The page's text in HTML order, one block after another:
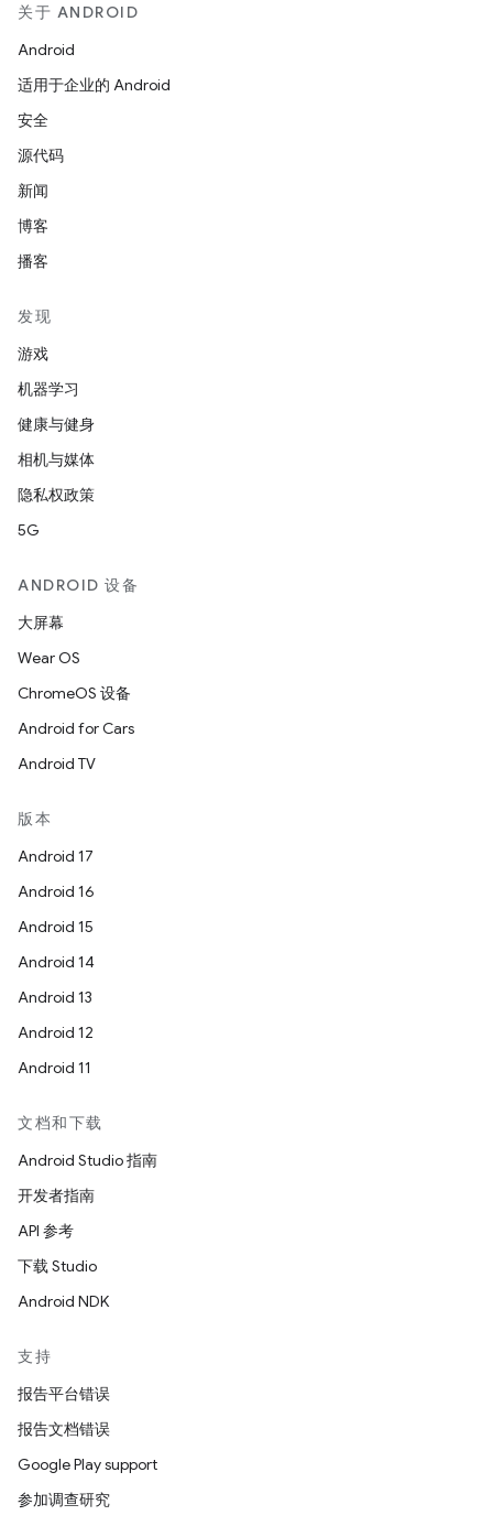
关于 ANDROID
Android
适用于企业的 Android
安全
源代码
新闻
博客
播客
发现
游戏
机器学习
健康与健身
相机与媒体
隐私权政策
5G
ANDROID 设备
大屏幕
Wear OS
ChromeOS 设备
Android for Cars
Android TV
版本
Android 17
Android 16
Android 15
Android 14
Android 13
Android 12
Android 11
文档和下载
Android Studio 指南
开发者指南
API 参考
下载 Studio
Android NDK
支持
报告平台错误
报告文档错误
Google Play support
参加调查研究